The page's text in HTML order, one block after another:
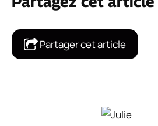
Partager cet article